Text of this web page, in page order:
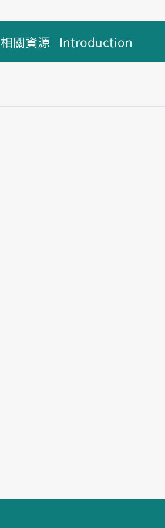
相關資源 Introduction